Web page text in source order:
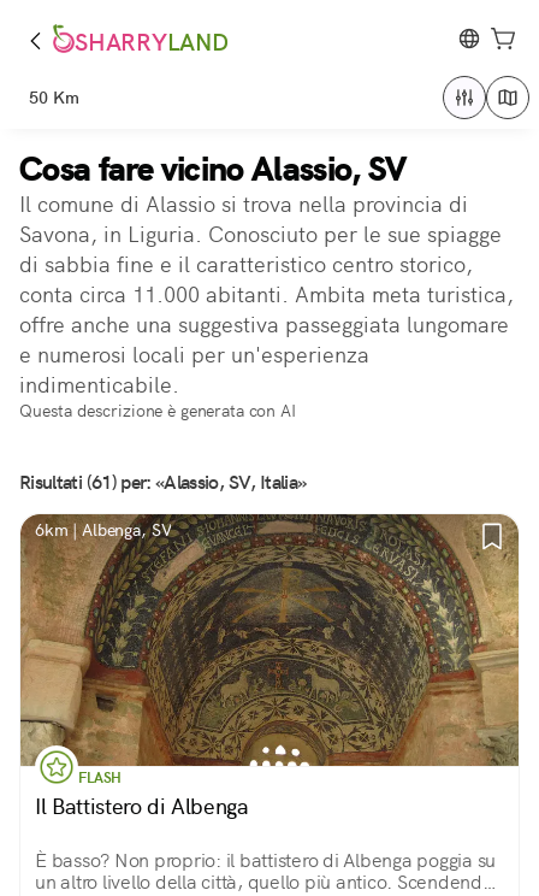
SHARRYLAND
50 Km
Cosa fare vicino Alassio, SV
Il comune di Alassio si trova nella provincia di
Savona, in Liguria. Conosciuto per le sue spiagge
di sabbia fine e il caratteristico centro storico,
conta circa 11.000 abitanti. Ambita meta turistica,
offre anche una suggestiva passeggiata lungomare
e numerosi locali per un'esperienza
indimenticabile.
Questa descrizione è generata con AI
Risultati (61) per: «Alassio, SV, Italia»
6km | Albenga, SV
FLASH
Il Battistero di Albenga
È basso? Non proprio: il battistero di Albenga poggia su
un altro livello della città, quello più antico. Scendendo